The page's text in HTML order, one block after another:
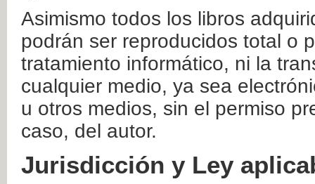
Asimismo todos los libros
podrán ser reproducidos total o
tratamiento informático, ni la
cualquier medio, ya sea
u otros medios, sin el permiso
caso, del autor.
Jurisdicción y Ley